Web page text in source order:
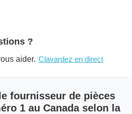
?
aider. Clavardez en direct
fournisseur de pièces
1 au Canada selon la